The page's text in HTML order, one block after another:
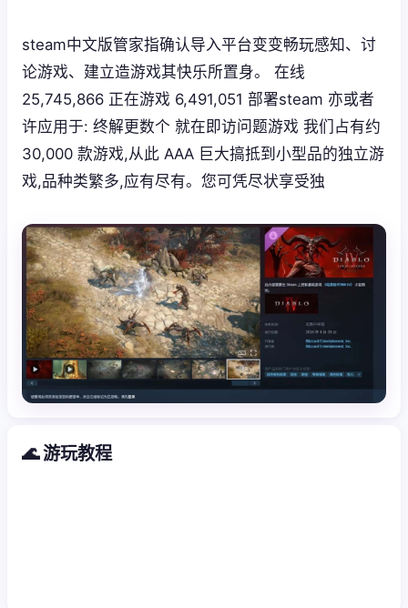
steam中文版管家指确认导入平台变变畅玩感知、讨
论游戏、建立造游戏其快乐所置身。 在线
25,745,866 正在游戏 6,491,051 部署steam 亦或者
许应用于: 终解更数个 就在即访问题游戏 我们占有约
30,000 款游戏,从此 AAA 巨大搞抵到小型品的独立游
戏,品种类繁多,应有尽有。您可凭尽状享受独
🌊 游玩教程